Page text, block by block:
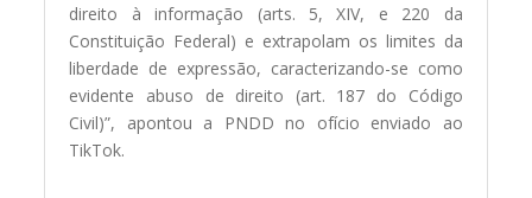
direito à informação (arts. 5, XIV, e 220 da
Constituição Federal) e extrapolam os limites da
liberdade de expressão, caracterizando-se como
evidente abuso de direito (art. 187 do Código
Civil)”, apontou a PNDD no ofício enviado ao
TikTok.